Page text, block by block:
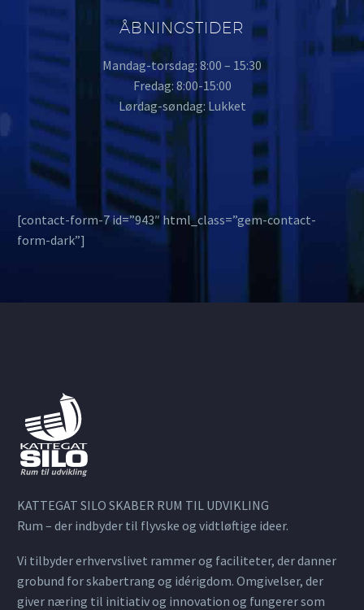
ÅBNINGSTIDER
Mandag-torsdag: 8:00 – 15:30
Fredag: 8:00-15:00
Lørdag-søndag: Lukket
[contact-form-7 id=”943″ html_class=”gem-contact-
form-dark”]
KATTEGAT SILO SKABER RUM TIL UDVIKLING
Rum – der indbyder til flyvske og vidtløftige ideer.
Vi tilbyder erhvervslivet rammer og faciliteter, der danner
grobund for skabertrang og idérigdom. Omgivelser, der
giver næring til initiativ og innovation og fungerer som